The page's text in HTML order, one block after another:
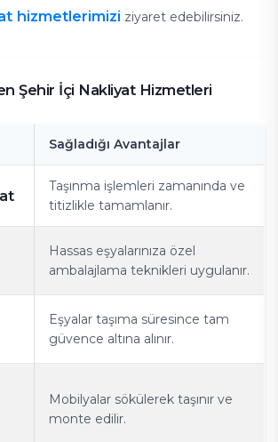
hizmetlerimizi ziyaret edebilirsiniz.
Şehir İçi Nakliyat Hizmetleri
Sağladığı Avantajlar
Taşınma işlemleri zamanında ve
titizlikle tamamlanır.
Hassas eşyalarınıza özel
ambalajlama teknikleri uygulanır.
Eşyalar taşıma süresince tam
güvence altına alınır.
Mobilyalar sökülerek taşınır ve
monte edilir.